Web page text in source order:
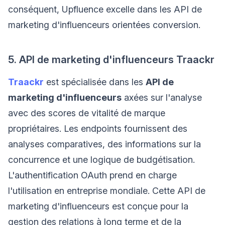
conséquent, Upfluence excelle dans les API de
marketing d'influenceurs orientées conversion.
5. API de marketing d'influenceurs Traackr
Traackr est spécialisée dans les API de
marketing d'influenceurs axées sur l'analyse
avec des scores de vitalité de marque
propriétaires. Les endpoints fournissent des
analyses comparatives, des informations sur la
concurrence et une logique de budgétisation.
L'authentification OAuth prend en charge
l'utilisation en entreprise mondiale. Cette API de
marketing d'influenceurs est conçue pour la
gestion des relations à long terme et de la